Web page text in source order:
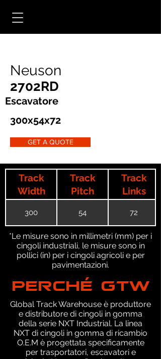
Neuson
2702RD
Escavatore
300x54x72
GET A QUOTE
Track
Width
Track
Pitch
Track
Links
300 54 72
*Le misure sono in millimetri (mm) per i
cingoli industriali, le misure sono in
pollici (in) per i cingoli agricoli e per
pavimentazioni.
PERCHÉ GTW
Global Track Warehouse è produttore
e distributore di cingoli in gomma
della serie NXT Industrial. La linea
NXT di cingoli in gomma di ricambio
O.E.M è progettata specificamente
per trasportatori, escavatori e